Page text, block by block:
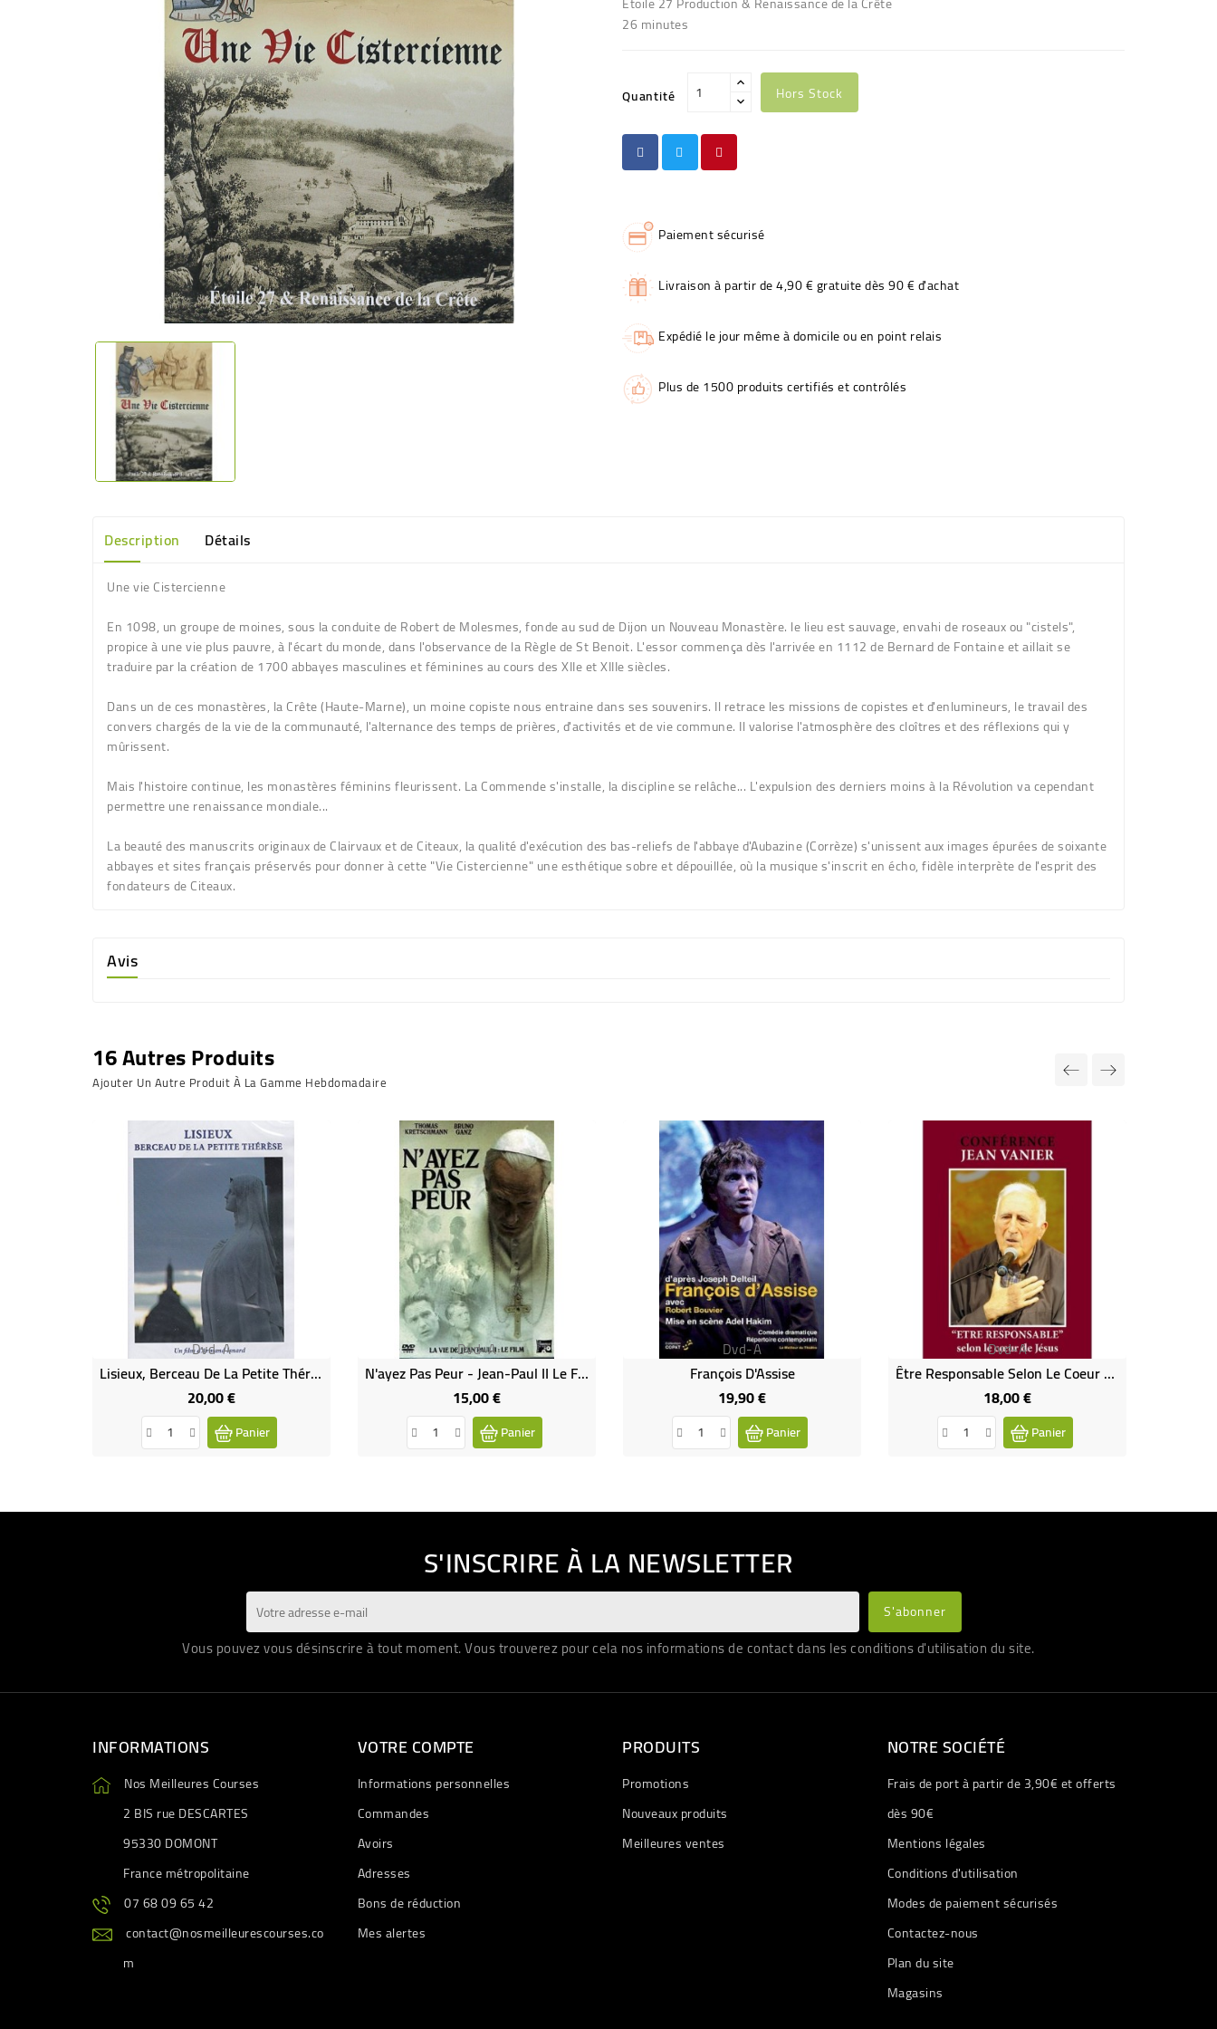
26 minutes
Quantité Hors Stock
Paiement sécurisé
Livraison à partir de 4,90 € gratuite dès 90 € d'achat
Expédié le jour même à domicile ou en point relais
Plus de 1500 produits certifiés et contrôlés
Description Détails
Une vie Cistercienne
En 1098, un groupe de moines, sous la conduite de Robert de Molesmes, fonde au sud de Dijon un Nouveau Monastère. le lieu est sauvage, envahi de roseaux ou "cistels",
propice à une vie plus pauvre, à l'écart du monde, dans l'observance de la Règle de St Benoit. L'essor commença dès l'arrivée en 1112 de Bernard de Fontaine et aillait se
traduire par la création de 1700 abbayes masculines et féminines au cours des XIIe et XIIIe siècles.
Dans un de ces monastères, la Crête (Haute-Marne), un moine copiste nous entraine dans ses souvenirs. Il retrace les missions de copistes et d'enlumineurs, le travail des
convers chargés de la vie de la communauté, l'alternance des temps de prières, d'activités et de vie commune. Il valorise l'atmosphère des cloîtres et des réflexions qui y
mûrissent.
Mais l'histoire continue, les monastères féminins fleurissent. La Commende s'installe, la discipline se relâche... L'expulsion des derniers moins à la Révolution va cependant
permettre une renaissance mondiale...
La beauté des manuscrits originaux de Clairvaux et de Citeaux, la qualité d'exécution des bas-reliefs de l'abbaye d'Aubazine (Corrèze) s'unissent aux images épurées de soixante
abbayes et sites français préservés pour donner à cette "Vie Cistercienne" une esthétique sobre et dépouillée, où la musique s'inscrit en écho, fidèle interprète de l'esprit des
fondateurs de Citeaux.
Avis
16 Autres Produits
Ajouter Un Autre Produit À La Gamme Hebdomadaire
Dvd-A
Lisieux, Berceau De La Petite Thérèse
20,00 €Prix
Panier
Dvd-A
N'ayez Pas Peur - Jean-Paul II Le Film - La Vie De Karol WOJTYLA (DVD Occasion)
15,00 €Prix
Panier
Dvd-A
François D'Assise
19,90 €Prix
Panier
Dvd-A
Être Responsable Selon Le Coeur De Jésus - Jean VANIER
18,00 €Prix
Panier
S'INSCRIRE À LA NEWSLETTER
Vous pouvez vous désinscrire à tout moment. Vous trouverez pour cela nos informations de contact dans les conditions d'utilisation du site.
INFORMATIONS
Nos Meilleures Courses
2 BIS rue DESCARTES
95330 DOMONT
France métropolitaine
07 68 09 65 42
contact@nosmeilleurescourses.co
m
VOTRE COMPTE
Informations personnelles
Commandes
Avoirs
Adresses
Bons de réduction
Mes alertes
PRODUITS
Promotions
Nouveaux produits
Meilleures ventes
NOTRE SOCIÉTÉ
Frais de port à partir de 3,90€ et offerts
dès 90€
Mentions légales
Conditions d'utilisation
Modes de paiement sécurisés
Contactez-nous
Plan du site
Magasins